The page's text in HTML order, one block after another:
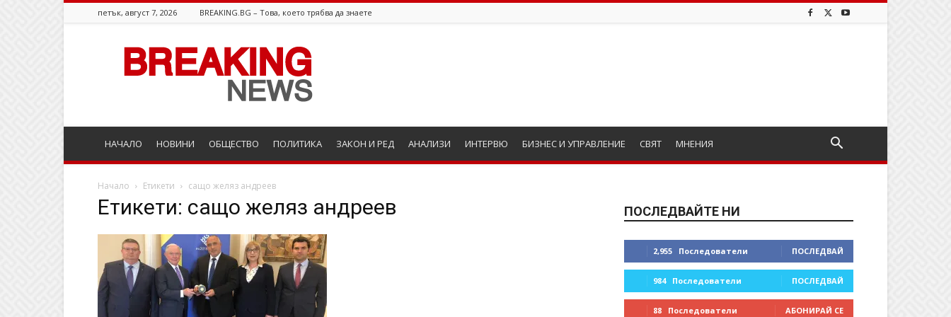
петък, август 7, 2026 BREAKING.BG – Това, което трябва да знаете
Breaking.bg
НАЧАЛО НОВИНИ ОБЩЕСТВО ПОЛИТИКА ЗАКОН И РЕД АНАЛИЗИ ИНТЕРВЮ БИЗНЕС И УПРАВЛЕНИЕ СВЯТ МНЕНИЯ
Начало Етикети сащо желяз андреев
Етикети: сащо желяз андреев ПОСЛЕДВАЙТЕ НИ
2,955 Последователи ПОСЛЕДВАЙ
984 Последователи ПОСЛЕДВАЙ
88 Последователи АБОНИРАЙ СЕ